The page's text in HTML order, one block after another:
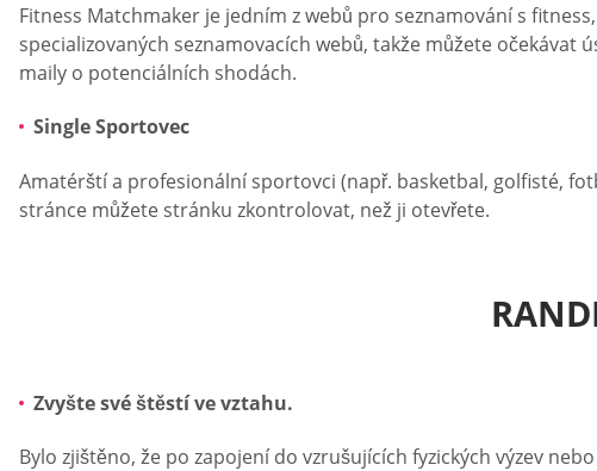
Fitness Matchmaker je jedním z webů pro seznamování s
specializovaných seznamovacích webů, takže můžete
maily o potenciálních shodách.
Single Sportovec
Amatérští a profesionální sportovci (např. basketbal, golfisté,
stránce můžete stránku zkontrolovat, než ji otevřete.
Zvyšte své štěstí ve vztahu.
Bylo zjištěno, že po zapojení do vzrušujících fyzických výzev